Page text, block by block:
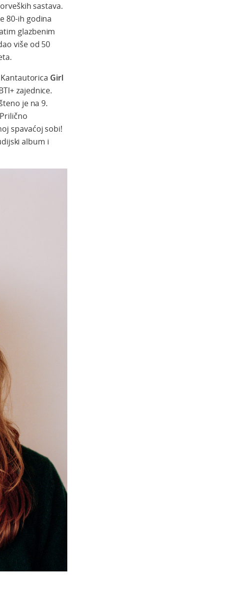
sastava.
80-ih godina
glazbenim
više od 50
Girl
zajednice.
je na 9.
spavaćoj sobi!
album i